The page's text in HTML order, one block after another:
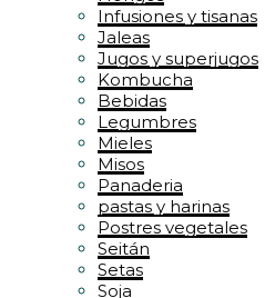
Infusiones y tisanas
Jaleas
Jugos y superjugos
Kombucha
Bebidas
Legumbres
Mieles
Misos
Panaderia
pastas y harinas
Postres vegetales
Seitán
Setas
Soja